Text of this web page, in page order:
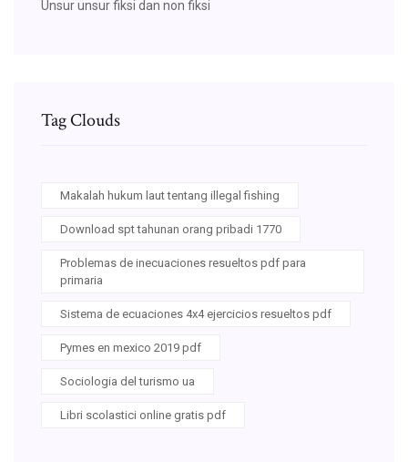
Unsur unsur fiksi dan non fiksi
Tag Clouds
Makalah hukum laut tentang illegal fishing
Download spt tahunan orang pribadi 1770
Problemas de inecuaciones resueltos pdf para
primaria
Sistema de ecuaciones 4x4 ejercicios resueltos pdf
Pymes en mexico 2019 pdf
Sociologia del turismo ua
Libri scolastici online gratis pdf